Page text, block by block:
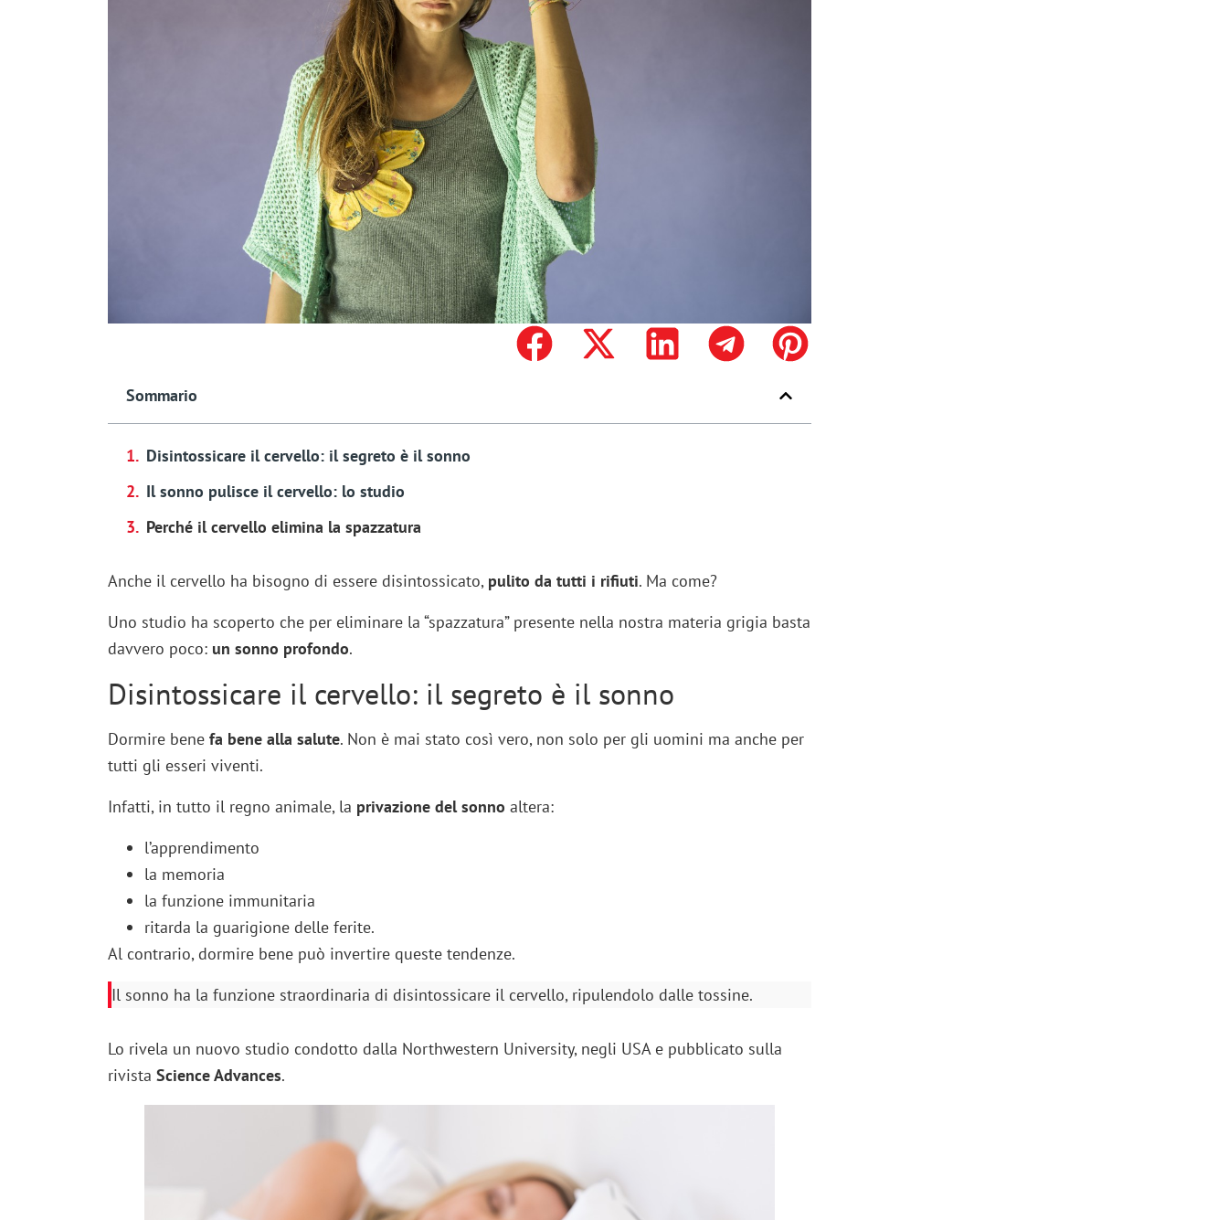
Sommario
Disintossicare il cervello: il segreto è il sonno
Il sonno pulisce il cervello: lo studio
Perché il cervello elimina la spazzatura
Anche il cervello ha bisogno di essere disintossicato, pulito da tutti i rifiuti. Ma come?
Uno studio ha scoperto che per eliminare la “spazzatura” presente nella nostra materia grigia basta
davvero poco: un sonno profondo.
Disintossicare il cervello: il segreto è il sonno
Dormire bene fa bene alla salute. Non è mai stato così vero, non solo per gli uomini ma anche per
tutti gli esseri viventi.
Infatti, in tutto il regno animale, la privazione del sonno altera:
l’apprendimento
la memoria
la funzione immunitaria
ritarda la guarigione delle ferite.
Al contrario, dormire bene può invertire queste tendenze.
Il sonno ha la funzione straordinaria di disintossicare il cervello, ripulendolo dalle tossine.
Lo rivela un nuovo studio condotto dalla Northwestern University, negli USA e pubblicato sulla
rivista Science Advances.